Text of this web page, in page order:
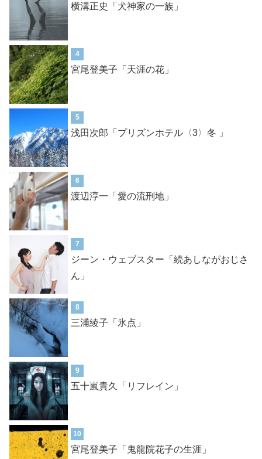
横溝正史「犬神家の一族」
4
宮尾登美子「天涯の花」
5
浅田次郎「プリズンホテル〈3〉冬 」
6
渡辺淳一「愛の流刑地」
7
ジーン・ウェブスター「続あしながおじさ
ん」
8
三浦綾子「氷点」
9
五十嵐貴久「リフレイン」
10
宮尾登美子「鬼龍院花子の生涯」